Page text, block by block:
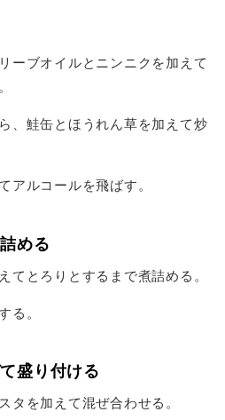
ーブオイルとニンニクを加えて
、鮭缶とほうれん草を加えて炒
アルコールを飛ばす。
める
てとろりとするまで煮詰める。
る。
盛り付ける
タを加えて混ぜ合わせる。